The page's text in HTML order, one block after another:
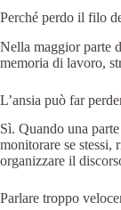
Perché perdo il filo
Nella maggior parte
memoria di lavoro,
L’ansia può far
Sì. Quando una
monitorare se stessi,
organizzare il
Parlare troppo